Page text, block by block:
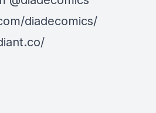
diadecomics/